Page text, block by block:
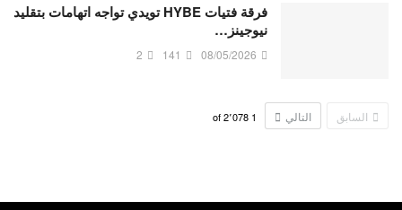
فرقة فتيات HYBE تويدي تواجه اتهامات بتقليد
نيوجينز…
08/05/2026
141
2
السابق التالي 1 2٬078